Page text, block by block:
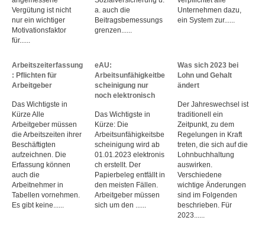
Vergütung ist nicht
nur ein wichtiger
Motivationsfaktor
für......
a. auch die
Beitragsbemessungs
grenzen......
Unternehmen dazu,
ein System zur......
Arbeitszeiterfassung
: Pflichten für
Arbeitgeber
Das Wichtigste in
Kürze Alle
Arbeitgeber müssen
die Arbeitszeiten ihrer
Beschäftigten
aufzeichnen. Die
Erfassung können
auch die
Arbeitnehmer in
Tabellen vornehmen.
Es gibt keine......
eAU:
Arbeitsunfähigkeitbe
scheinigung nur
noch elektronisch
Das Wichtigste in
Kürze: Die
Arbeitsunfähigkeitsbe
scheinigung wird ab
01.01.2023 elektronis
ch erstellt. Der
Papierbeleg entfällt in
den meisten Fällen.
Arbeitgeber müssen
sich um den ......
Was sich 2023 bei
Lohn und Gehalt
ändert
Der Jahreswechsel ist
traditionell ein
Zeitpunkt, zu dem
Regelungen in Kraft
treten, die sich auf die
Lohnbuchhaltung
auswirken.
Verschiedene
wichtige Änderungen
sind im Folgenden
beschrieben. Für
2023......